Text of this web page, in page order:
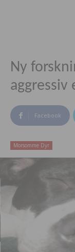
Ny
aggressiv
Facebook
Morsomme Dyr